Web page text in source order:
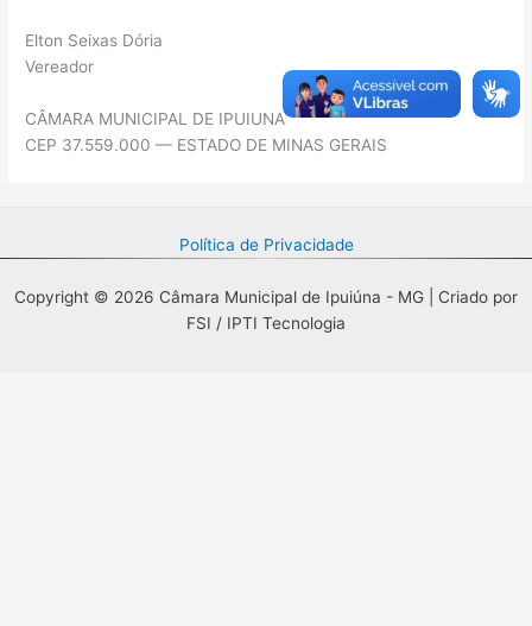
Elton Seixas Dória
Vereador
CÂMARA MUNICIPAL DE IPUIUNA
CEP 37.559.000 — ESTADO DE MINAS GERAIS
Política de Privacidade
Copyright © 2026 Câmara Municipal de Ipuiúna - MG | Criado por
FSI / IPTI Tecnologia